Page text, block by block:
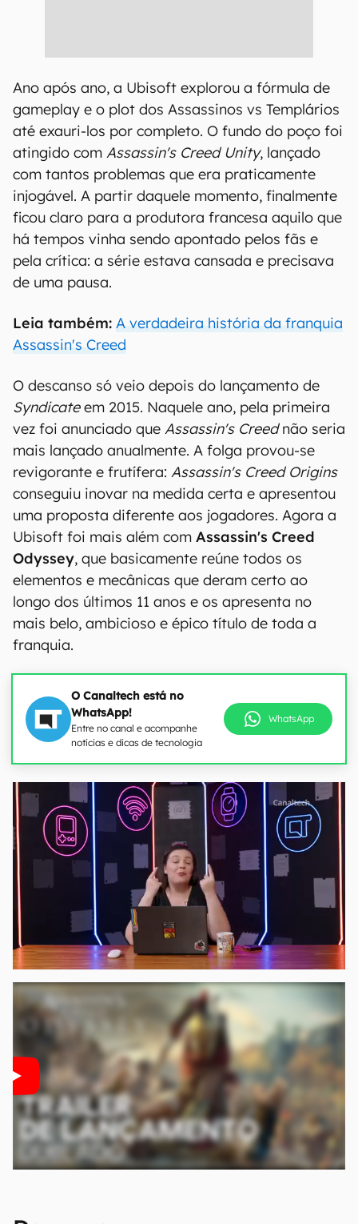
Ano após ano, a Ubisoft explorou a fórmula de
gameplay e o plot dos Assassinos vs Templários
até exauri-los por completo. O fundo do poço foi
atingido com Assassin's Creed Unity, lançado
com tantos problemas que era praticamente
injogável. A partir daquele momento, finalmente
ficou claro para a produtora francesa aquilo que
há tempos vinha sendo apontado pelos fãs e
pela crítica: a série estava cansada e precisava
de uma pausa.
Leia também: A verdadeira história da franquia
Assassin's Creed
O descanso só veio depois do lançamento de
Syndicateem 2015. Naquele ano, pela primeira
vez foi anunciado que Assassin's Creednão seria
mais lançado anualmente. A folga provou-se
revigorante e frutífera: Assassin's Creed Origins
conseguiu inovar na medida certa e apresentou
uma proposta diferente aos jogadores. Agora a
Ubisoft foi mais além com Assassin's Creed
Odyssey, que basicamente reúne todos os
elementos e mecânicas que deram certo ao
longo dos últimos 11 anos e os apresenta no
mais belo, ambicioso e épico título de toda a
franquia.
O Canaltech está no
WhatsApp!
Entre no canal e acompanhe
notícias e dicas de tecnologia
WhatsApp